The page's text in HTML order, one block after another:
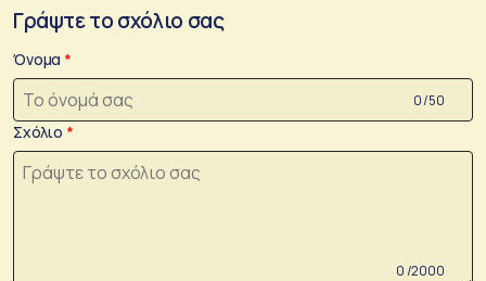
Γράψτε το σχόλιο σας
Όνομα
0 /50
Σχόλιο
0 /2000